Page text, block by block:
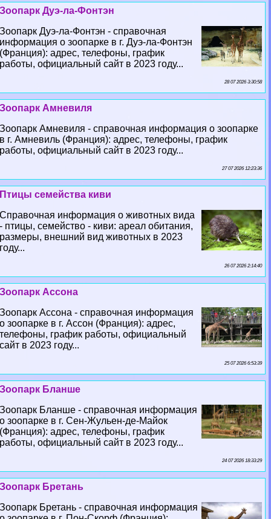
Зоопарк Дуэ-ла-Фонтэн
Зоопарк Дуэ-ла-Фонтэн - справочная
информация о зоопарке в г. Дуэ-ла-Фонтэн
(Франция): адрес, телефоны, график
работы, официальный сайт в 2023 году...
28 07 2026 3:30:58
Зоопарк Амневиля
Зоопарк Амневиля - справочная информация о зоопарке
в г. Амневиль (Франция): адрес, телефоны, график
работы, официальный сайт в 2023 году...
27 07 2026 12:23:36
Птицы семейства киви
Справочная информация о животных вида
- птицы, семейство - киви: ареал обитания,
размеры, внешний вид животных в 2023
году...
26 07 2026 2:14:40
Зоопарк Ассона
Зоопарк Ассона - справочная информация
о зоопарке в г. Ассон (Франция): адрес,
телефоны, график работы, официальный
сайт в 2023 году...
25 07 2026 6:53:39
Зоопарк Бланше
Зоопарк Бланше - справочная информация
о зоопарке в г. Сен-Жульен-де-Майок
(Франция): адрес, телефоны, график
работы, официальный сайт в 2023 году...
24 07 2026 18:33:29
Зоопарк Бретань
Зоопарк Бретань - справочная информация